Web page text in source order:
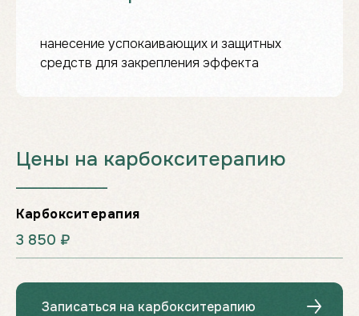
нанесение успокаивающих и защитных
средств для закрепления эффекта
Цены на карбокситерапию
___________________
Карбокситерапия
3 850 ₽
Записаться на карбокситерапию